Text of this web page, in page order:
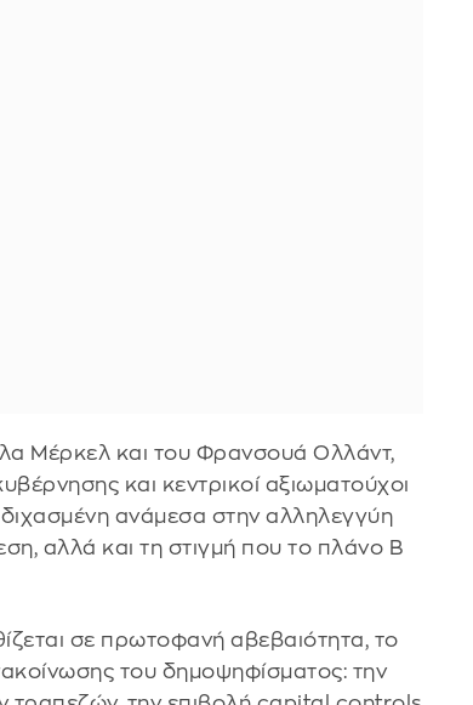
Μέρκελ και του Φρανσουά Ολλάντ,
και κεντρικοί αξιωματούχοι
ανάμεσα στην αλληλεγγύη
αλλά και τη στιγμή που το πλάνο Β
σε πρωτοφανή αβεβαιότητα, το
του δημοψηφίσματος: την